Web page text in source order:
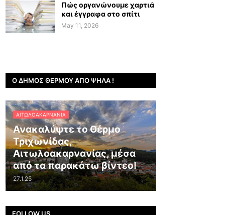
Πώς οργανώνουμε χαρτιά
και έγγραφα στο σπίτι
May 11, 2026
Ο ΔΉΜΟΣ ΘΈΡΜΟΥ ΑΠΌ ΨΗΛΆ !
ΑΙΤΩΛΟΑΚΑΡΝΑΝΊΑ
Ανακαλύψτε το Θέρμο
Τριχωνίδας,
Αιτωλοακαρνανίας, μέσα
από τα παρακάτω βίντεο!
27.1.25
FOLLOW US